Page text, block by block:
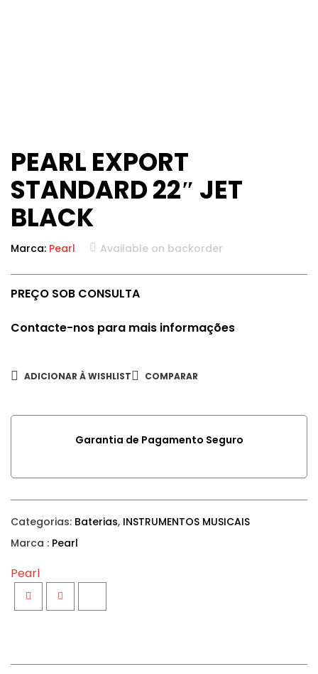
PEARL EXPORT
STANDARD 22″ JET
BLACK
Marca: Pearl Available on backorder
PREÇO SOB CONSULTA
Contacte-nos para mais informações
ADICIONAR À WISHLIST COMPARAR
Garantia de Pagamento Seguro
Categorias: Baterias, INSTRUMENTOS MUSICAIS
Marca : Pearl
Pearl
FacebookTwitterGoogle+